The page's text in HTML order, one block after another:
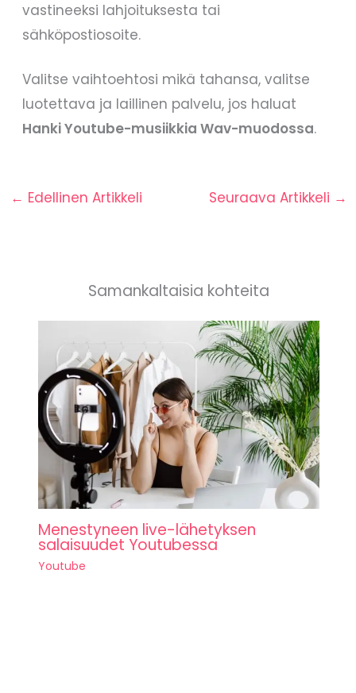
vastineeksi lahjoituksesta tai
sähköpostiosoite.
Valitse vaihtoehtosi mikä tahansa, valitse
luotettava ja laillinen palvelu, jos haluat
Hanki Youtube-musiikkia Wav-muodossa.
← Edellinen Artikkeli Seuraava Artikkeli →
Samankaltaisia kohteita
Menestyneen live-lähetyksen
salaisuudet Youtubessa
Youtube